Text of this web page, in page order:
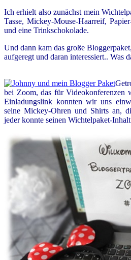
Ich erhielt also zunächst mein
Tasse, Mickey-Mouse-Haarreif,
und eine Trinkschokolade.
Und dann kam das große
aufgeregt und daran interessiert.. Was
bei Zoom, das für Videokonferenzen
Einladungslink konnten wir uns
seine Mickey-Ohren und Shirts an,
jeder konnte seinen Wichtelpaket-